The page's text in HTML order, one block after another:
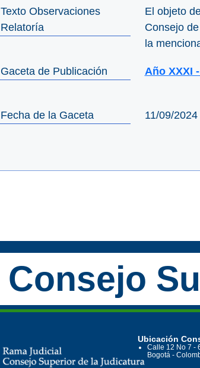
Texto Observaciones
Relatoría
El objeto
Consejo
la
Gaceta de Publicación Año XXXI
Fecha de la Gaceta 11/09/2024
Consejo
Ubicación
Calle 12 No 7 -
Bogotá -